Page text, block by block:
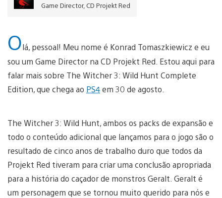
de
Game Director, CD Projekt Red
Olá, pessoal! Meu nome é Konrad Tomaszkiewicz e eu
sou um Game Director na CD Projekt Red. Estou aqui para
falar mais sobre The Witcher 3: Wild Hunt Complete
Edition, que chega ao PS4em 30 de agosto.
The Witcher 3: Wild Hunt, ambos os packs de expansão e
todo o conteúdo adicional que lançamos para o jogo são o
resultado de cinco anos de trabalho duro que todos da
Projekt Red tiveram para criar uma conclusão apropriada
para a história do caçador de monstros Geralt. Geralt é
um personagem que se tornou muito querido para nós e